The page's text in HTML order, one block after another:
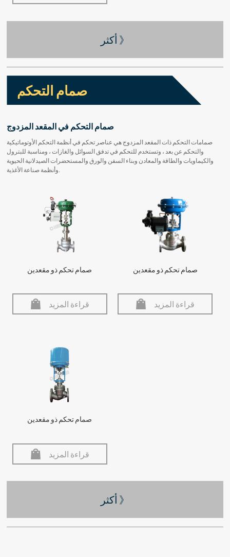
أكثر 》
صمام التحكم
صمام التحكم في المقعد المزدوج
صمامات التحكم ذات المقعد المزدوج هي عناصر تحكم في أنظمة التحكم الأوتوماتيكية
والتحكم عن بعد ، وتستخدم للتحكم في تدفق السوائل والغازات ، ومناسبة للبترول
والكيماويات والطاقة والمعادن وبناء السفن والورق والمستحضرات الصيدلانية الحيوية
وأنظمة صناعة الأغذية.
صمام تحكم ذو مقعدين
قراءة المزيد
صمام تحكم ذو مقعدين
قراءة المزيد
صمام تحكم ذو مقعدين
قراءة المزيد
أكثر 》